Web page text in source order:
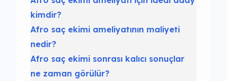
kimdir?
Afro saç ekimi ameliyatının maliyeti
nedir?
Afro saç ekimi sonrası kalıcı sonuçlar
ne zaman görülür?